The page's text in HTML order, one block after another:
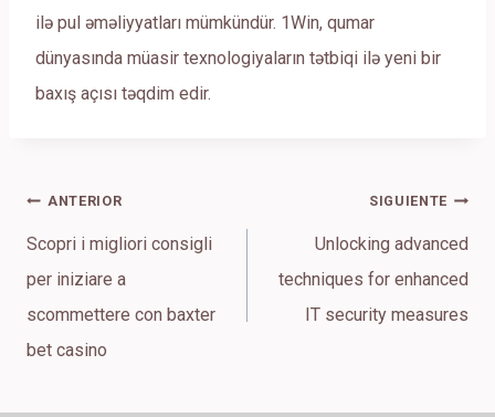
ilə pul əməliyyatları mümkündür. 1Win, qumar
dünyasında müasir texnologiyaların tətbiqi ilə yeni bir
baxış açısı təqdim edir.
Navegación
de
entradas
ANTERIOR
Scopri i migliori consigli
per iniziare a
scommettere con baxter
bet casino
SIGUIENTE
Unlocking advanced
techniques for enhanced
IT security measures